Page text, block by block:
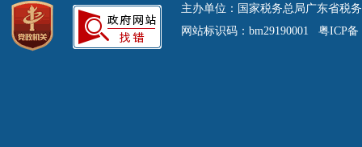
主办单位：国家税务总局广东省税
网站标识码：bm29190001 粤ICP